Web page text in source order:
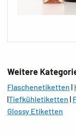
Weitere
Flaschenetiketten |
|Tiefkühletiketten |
Glossy Etiketten